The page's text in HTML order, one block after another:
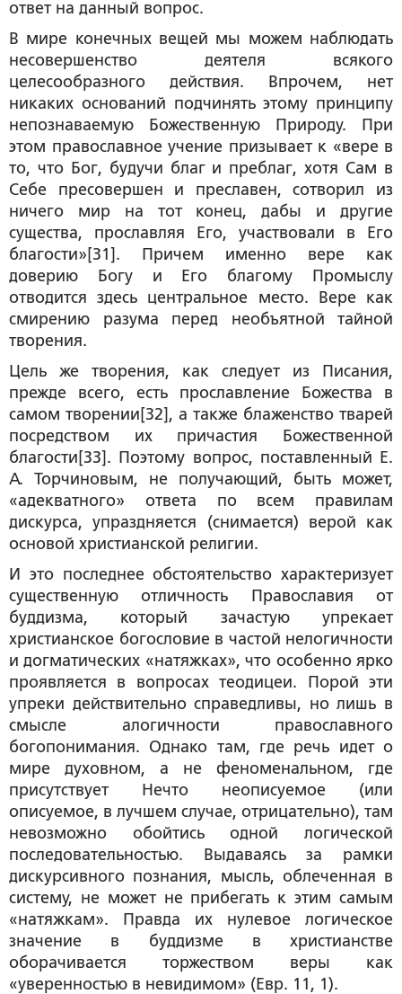
ответ на данный вопрос.
В мире конечных вещей мы можем наблюдать
несовершенство деятеля всякого
целесообразного действия. Впрочем, нет
никаких оснований подчинять этому принципу
непознаваемую Божественную Природу. При
этом православное учение призывает к «вере в
то, что Бог, будучи благ и преблаг, хотя Сам в
Себе пресовершен и преславен, сотворил из
ничего мир на тот конец, дабы и другие
существа, прославляя Его, участвовали в Его
благости»[31]. Причем именно вере как
доверию Богу и Его благому Промыслу
отводится здесь центральное место. Вере как
смирению разума перед необъятной тайной
творения.
Цель же творения, как следует из Писания,
прежде всего, есть прославление Божества в
самом творении[32], а также блаженство тварей
посредством их причастия Божественной
благости[33]. Поэтому вопрос, поставленный Е.
А. Торчиновым, не получающий, быть может,
«адекватного» ответа по всем правилам
дискурса, упраздняется (снимается) верой как
основой христианской религии.
И это последнее обстоятельство характеризует
существенную отличность Православия от
буддизма, который зачастую упрекает
христианское богословие в частой нелогичности
и догматических «натяжках», что особенно ярко
проявляется в вопросах теодицеи. Порой эти
упреки действительно справедливы, но лишь в
смысле алогичности православного
богопонимания. Однако там, где речь идет о
мире духовном, а не феноменальном, где
присутствует Нечто неописуемое (или
описуемое, в лучшем случае, отрицательно), там
невозможно обойтись одной логической
последовательностью. Выдаваясь за рамки
дискурсивного познания, мысль, облеченная в
систему, не может не прибегать к этим самым
«натяжкам». Правда их нулевое логическое
значение в буддизме в христианстве
оборачивается торжеством веры как
«уверенностью в невидимом» (Евр. 11, 1).